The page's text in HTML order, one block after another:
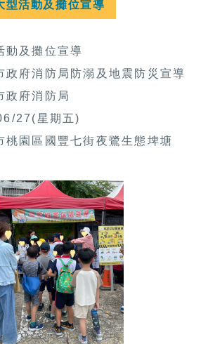
型活動及攤位宣導
動及攤位宣導
政府消防局防溺及地震防災宣導
政府消防局
27(星期五)
桃園區國豐七街夜鷺生態埤塘